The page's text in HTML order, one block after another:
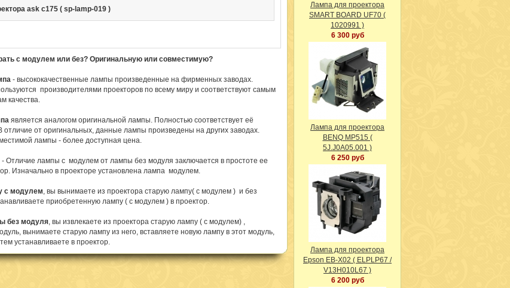
ask c175 ( sp-lamp-019 )
с модулем или без? Оригинальную или совместимую?
- высококачественные лампы произведенные на фирменных заводах.
производителями проекторов по всему миру и соответствуют самым
качества.
является аналогом оригинальной лампы. Полностью соответствует её
отличие от оригинальных, данные лампы произведены на других заводах.
лампы - более доступная цена.
- Отличие лампы с модулем от лампы без модуля заключается в простоте ее
Изначально в проекторе установлена лампа модулем.
с модулем, вы вынимаете из проектора старую лампу( с модулем ) и без
приобретенную лампу ( с модулем ) в проектор.
без модуля, вы извлекаете из проектора старую лампу ( с модулем) ,
вынимаете старую лампу из него, вставляете новую лампу в этот модуль,
устанавливаете в проектор.
Лампа для проектора
SMART BOARD UF70 (
1020991 )
6 300 руб
Лампа для проектора
BENQ MP515 (
5J.J0A05.001 )
6 250 руб
Лампа для проектора
Epson EB-X02 ( ELPLP67 /
V13H010L67 )
6 200 руб